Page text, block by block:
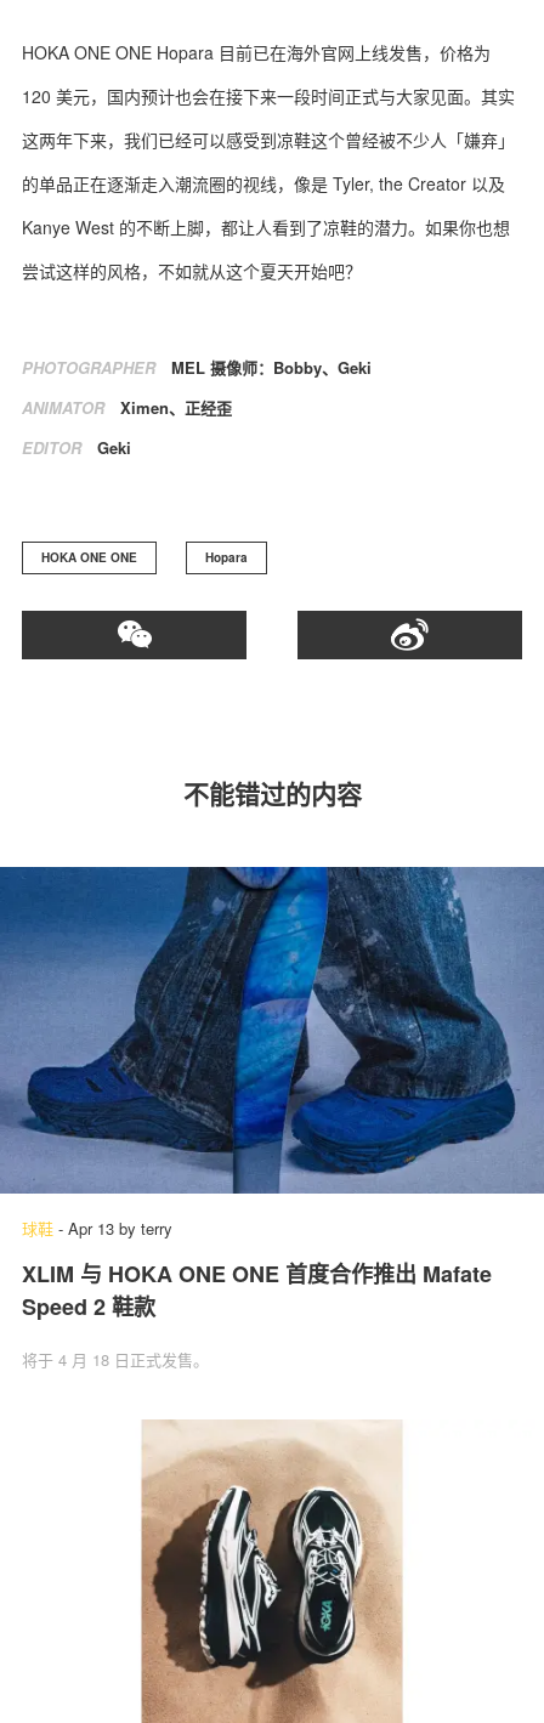
HOKA ONE ONE Hopara 目前已在海外官网上线发售，价格为
120 美元，国内预计也会在接下来一段时间正式与大家见面。其实
这两年下来，我们已经可以感受到凉鞋这个曾经被不少人「嫌弃」
的单品正在逐渐走入潮流圈的视线，像是 Tyler, the Creator 以及
Kanye West 的不断上脚，都让人看到了凉鞋的潜力。如果你也想
尝试这样的风格，不如就从这个夏天开始吧？
PHOTOGRAPHER
MEL 摄像师：Bobby、Geki
ANIMATOR
Ximen、正经歪
EDITOR
Geki
HOKA ONE ONE Hopara
不能错过的内容
球鞋 - Apr 13 by terry
XLIM 与 HOKA ONE ONE 首度合作推出 Mafate
Speed 2 鞋款
将于 4 月 18 日正式发售。